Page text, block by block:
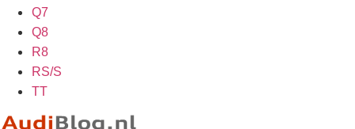
Q7
Q8
R8
RS/S
TT